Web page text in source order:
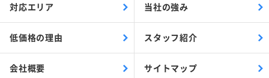
対応エリア 当社の強み
低価格の理由 スタッフ紹介
会社概要 サイトマップ